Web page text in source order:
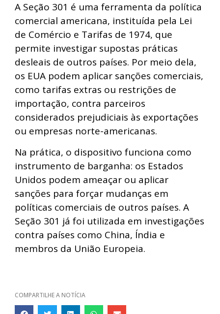
A Seção 301 é uma ferramenta da política
comercial americana, instituída pela Lei
de Comércio e Tarifas de 1974, que
permite investigar supostas práticas
desleais de outros países. Por meio dela,
os EUA podem aplicar sanções comerciais,
como tarifas extras ou restrições de
importação, contra parceiros
considerados prejudiciais às exportações
ou empresas norte-americanas.
Na prática, o dispositivo funciona como
instrumento de barganha: os Estados
Unidos podem ameaçar ou aplicar
sanções para forçar mudanças em
políticas comerciais de outros países. A
Seção 301 já foi utilizada em investigações
contra países como China, Índia e
membros da União Europeia.
COMPARTILHE A NOTÍCIA